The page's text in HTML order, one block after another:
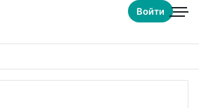
Войти